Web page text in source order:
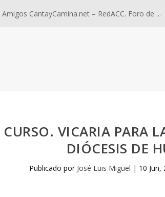
Amigos CantayCamina.net – RedACC. Foro de ...
VICARIA PARA
DIÓCESIS DE
Publicado por José Luis Miguel | 10 Jun,